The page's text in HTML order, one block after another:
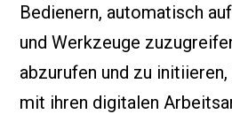
Bedienern, automatisch
und Werkzeuge
abzurufen und zu
mit ihren digitalen